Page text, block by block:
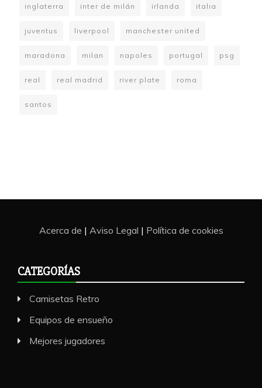
inglaterra inter de milán irlanda italia
juventus liverpool manchester united
maradona milan napoles portugal psg
real real madrid river plate roma
santos
Acerca de | Aviso Legal | Política de cookies
CATEGORÍAS
Camisetas Retro
Equipos de ensueño
Mejores jugadores